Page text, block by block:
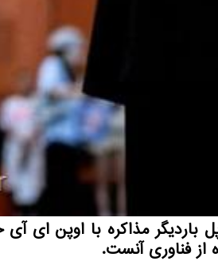
باردیگر مذاکره با اوپن
فناوری آنست.